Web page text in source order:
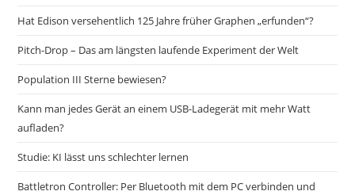
Hat Edison versehentlich 125 Jahre früher Graphen „erfunden“?
Pitch-Drop – Das am längsten laufende Experiment der Welt
Population III Sterne bewiesen?
Kann man jedes Gerät an einem USB-Ladegerät mit mehr Watt
aufladen?
Studie: KI lässt uns schlechter lernen
Battletron Controller: Per Bluetooth mit dem PC verbinden und